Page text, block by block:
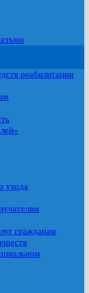
реабилитации
ухода
гражданам